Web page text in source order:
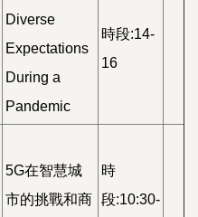
Diverse
Expectations
During a
Pandemic
時段:14-
16
5G在智慧城
市的挑戰和商
時
段:10:30-